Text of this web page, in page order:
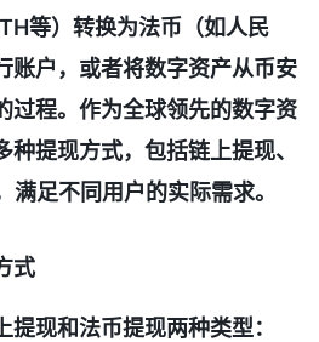
等）转换为法币（如人民
账户，或者将数字资产从币安
过程。作为全球领先的数字资
提现方式，包括链上提现、
足不同用户的实际需求。
式
提现和法币提现两种类型：